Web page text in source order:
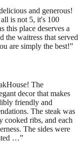
and generous!
is not 5, it's 100
this place deserves a
the waitress that served
are simply the best!”
The
decor that makes
friendly and
The steak was
ribs, and each
The sides were
…”